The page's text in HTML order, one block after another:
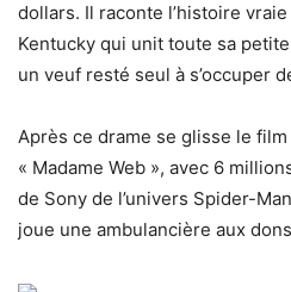
dollars. Il raconte l’histoire
Kentucky qui unit toute sa
un veuf resté seul à s’occuper
Après ce drame se glisse le
« Madame Web », avec 6
de Sony de l’univers Spider-
joue une ambulancière aux